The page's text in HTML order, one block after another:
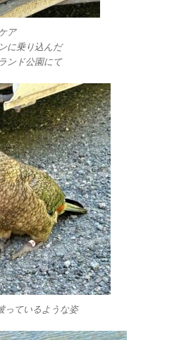
ア
に乗り込んだ
ンド公園にて
っているような姿